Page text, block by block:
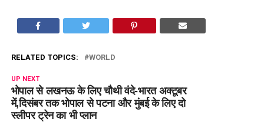
RELATED TOPICS: WORLD
UP NEXT
भोपाल से लखनऊ के लिए चौथी वंदे-भारत अक्टूबर
में,दिसंबर तक भोपाल से पटना और मुंबई के लिए दो
स्लीपर ट्रेन का भी प्लान